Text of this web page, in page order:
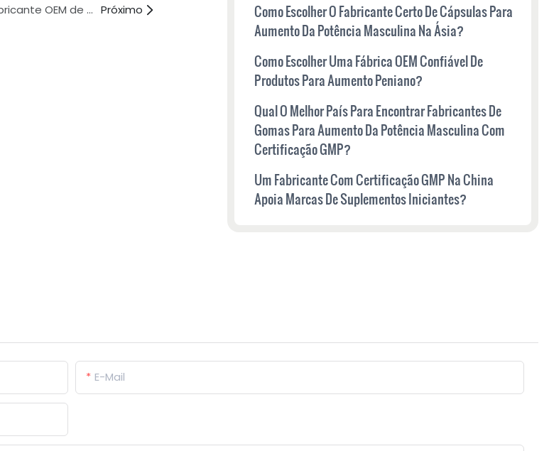
Qual é o melhor fabricante OEM de comprimidos para bem-estar sexual? Próximo
Como Escolher O Fabricante Certo De Cápsulas Para
Aumento Da Potência Masculina Na Ásia?
Como Escolher Uma Fábrica OEM Confiável De
Produtos Para Aumento Peniano?
Qual O Melhor País Para Encontrar Fabricantes De
Gomas Para Aumento Da Potência Masculina Com
Certificação GMP?
Um Fabricante Com Certificação GMP Na China
Apoia Marcas De Suplementos Iniciantes?
E-Mail